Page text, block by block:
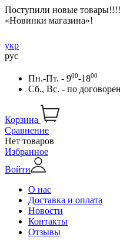
Поступили новые
«Новинки магазина»!
укр
рус
Пн.-Пт. - 900-1800
Сб., Вс. - по
Корзина
Сравнение
Нет товаров
Избранное
Войти
О нас
Доставка и оплата
Новости
Контакты
Отзывы